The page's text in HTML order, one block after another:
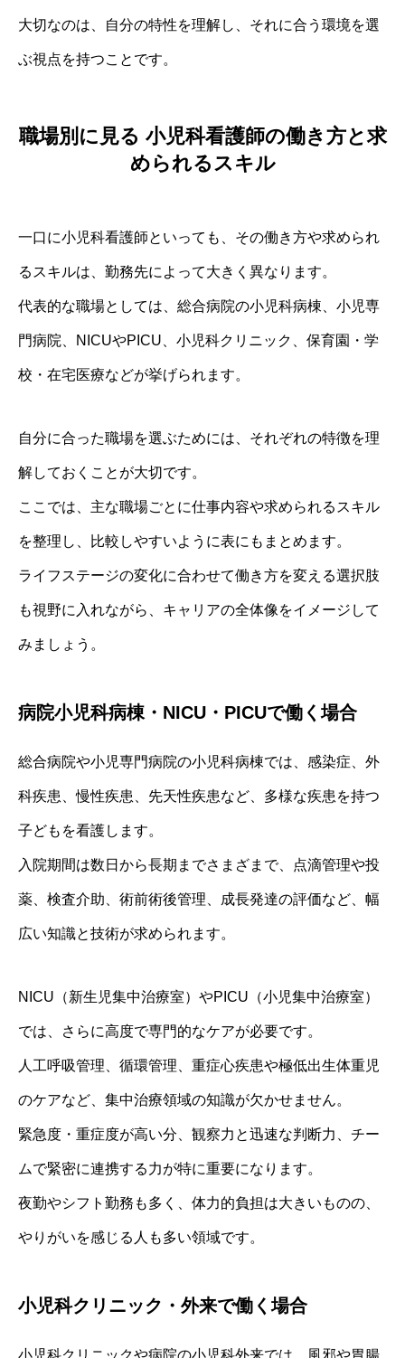
大切なのは、自分の特性を理解し、それに合う環境を選
ぶ視点を持つことです。
職場別に見る 小児科看護師の働き方と求
められるスキル
一口に小児科看護師といっても、その働き方や求められ
るスキルは、勤務先によって大きく異なります。
代表的な職場としては、総合病院の小児科病棟、小児専
門病院、NICUやPICU、小児科クリニック、保育園・学
校・在宅医療などが挙げられます。
自分に合った職場を選ぶためには、それぞれの特徴を理
解しておくことが大切です。
ここでは、主な職場ごとに仕事内容や求められるスキル
を整理し、比較しやすいように表にもまとめます。
ライフステージの変化に合わせて働き方を変える選択肢
も視野に入れながら、キャリアの全体像をイメージして
みましょう。
病院小児科病棟・NICU・PICUで働く場合
総合病院や小児専門病院の小児科病棟では、感染症、外
科疾患、慢性疾患、先天性疾患など、多様な疾患を持つ
子どもを看護します。
入院期間は数日から長期までさまざまで、点滴管理や投
薬、検査介助、術前術後管理、成長発達の評価など、幅
広い知識と技術が求められます。
NICU（新生児集中治療室）やPICU（小児集中治療室）
では、さらに高度で専門的なケアが必要です。
人工呼吸管理、循環管理、重症心疾患や極低出生体重児
のケアなど、集中治療領域の知識が欠かせません。
緊急度・重症度が高い分、観察力と迅速な判断力、チー
ムで緊密に連携する力が特に重要になります。
夜勤やシフト勤務も多く、体力的負担は大きいものの、
やりがいを感じる人も多い領域です。
小児科クリニック・外来で働く場合
小児科クリニックや病院の小児科外来では、風邪や胃腸